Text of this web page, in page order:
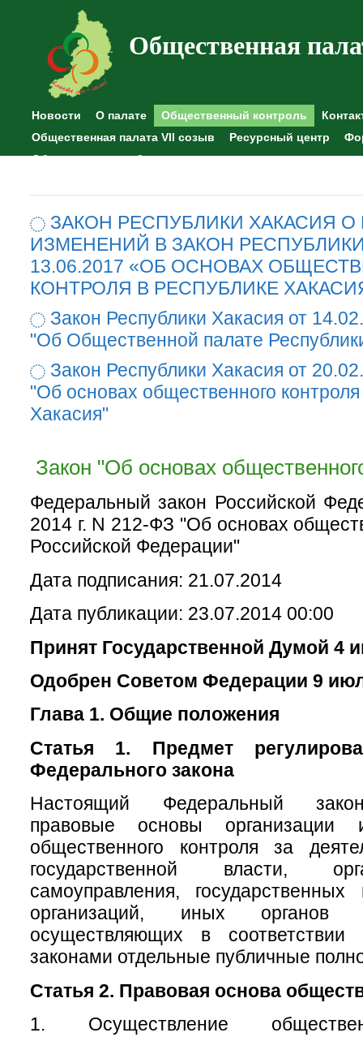
Общественная
Новости О палате Общественный контроль
Общественная палата VII созыв
Ресурсный центр
Общественные наблюдения
ЗАКОН РЕСПУБЛИКИ ХАКАСИЯ
ИЗМЕНЕНИЙ В ЗАКОН
13.06.2017 «ОБ ОСНОВАХ
КОНТРОЛЯ В РЕСПУБЛИКЕ
Закон Республики Хакасия от
"Об Общественной палате
Закон Республики Хакасия от
"Об основах общественного
Хакасия"
Закон "Об основах
Федеральный закон Российской
2014 г. N 212-ФЗ "Об основах
Российской Федерации"
Дата подписания: 21.07.2014
Дата публикации: 23.07.2014 00:00
Принят Государственной Думой 4
Одобрен Советом Федерации 9
Глава 1. Общие положения
Статья 1. Предмет
Федерального закона
Настоящий Федеральный
правовые основы организации
общественного контроля за
государственной власти,
самоуправления,
организаций, иных органов
осуществляющих в
законами отдельные публичные
Статья 2. Правовая основа
1. Осуществление